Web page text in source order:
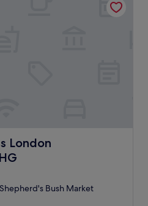
London
Hammersmith by IHG
Bush Market